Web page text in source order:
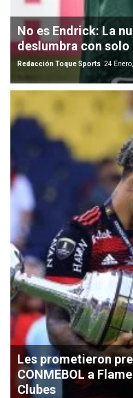
No es Endrick: La
deslumbra con solo
Redacción Toque Sports 24
Les prometieron
CONMEBOL a
Clubes